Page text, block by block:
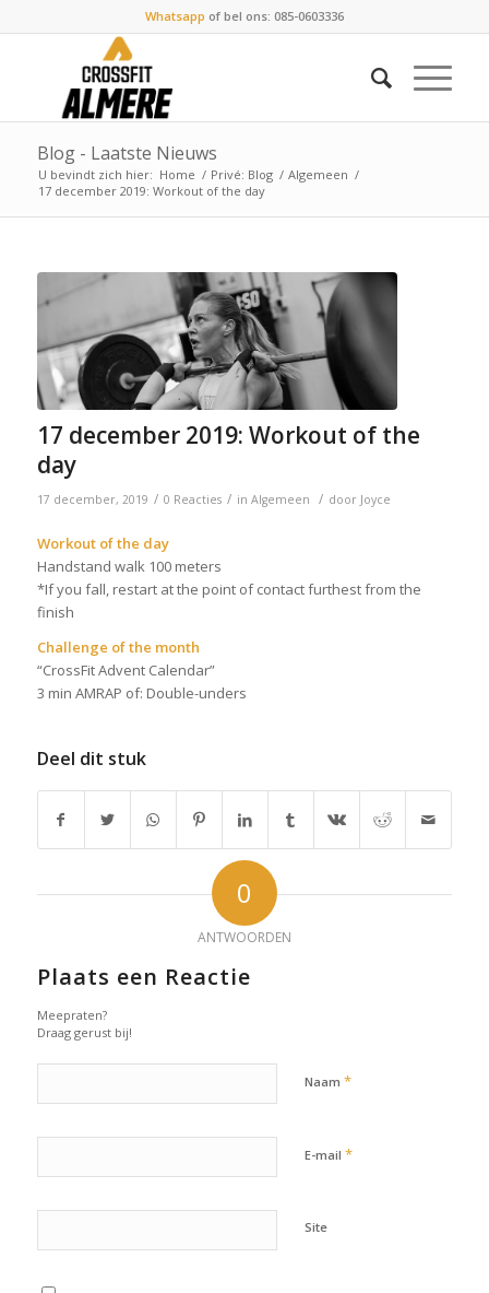
Whatsapp of bel ons: 085-0603336
Blog - Laatste Nieuws
U bevindt zich hier: Home / Privé: Blog / Algemeen /
17 december 2019: Workout of the day
17 december 2019: Workout of the
day
17 december, 2019 / 0 Reacties / in Algemeen / door Joyce
Workout of the day
Handstand walk 100 meters
*If you fall, restart at the point of contact furthest from the
finish
Challenge of the month
“CrossFit Advent Calendar”
3 min AMRAP of: Double-unders
Deel dit stuk
0
ANTWOORDEN
Plaats een Reactie
Meepraten?
Draag gerust bij!
Naam *
E-mail *
Site